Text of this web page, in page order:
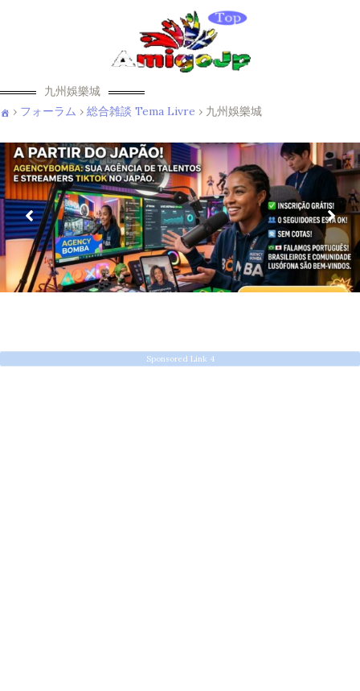
九州娛樂城
› フォーラム › 総合雑談 Tema Livre › 九州娛樂城
Sponsored Link 4